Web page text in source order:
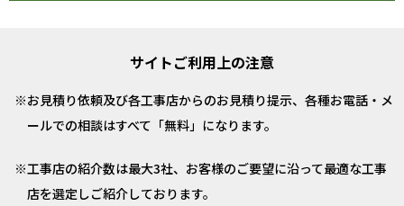
サイトご利用上の注意
お見積り依頼及び各工事店からのお見積り提示、各種お電話・メ
ールでの相談はすべて「無料」になります。
工事店の紹介数は最大3社、お客様のご要望に沿って最適な工事
店を選定しご紹介しております。